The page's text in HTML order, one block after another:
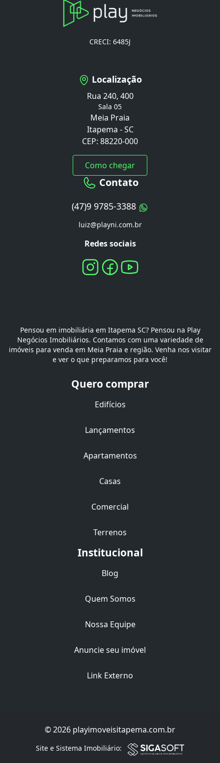
Filtro
CRECI: 6485J
Localização
Rua 240, 400
Sala 05
Meia Praia
Itapema - SC
CEP: 88220-000
Como chegar
Contato
(47)9 9785-3388
luiz@playni.com.br
Redes sociais
Pensou em imobiliária em Itapema SC? Pensou na Play
Negócios Imobiliários. Contamos com uma variedade de
imóveis para venda em Meia Praia e região. Venha nos visitar
e ver o que preparamos para você!
Quero comprar
Edifícios
Lançamentos
Apartamentos
Casas
Comercial
Terrenos
Institucional
Blog
Quem Somos
Nossa Equipe
Anuncie seu imóvel
Link Externo
© 2026 playimoveisitapema.com.br
Site e Sistema Imobiliário: